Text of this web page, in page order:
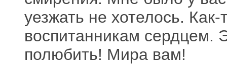
уезжать не хотелось.
воспитанникам сердцем.
полюбить! Мира вам!